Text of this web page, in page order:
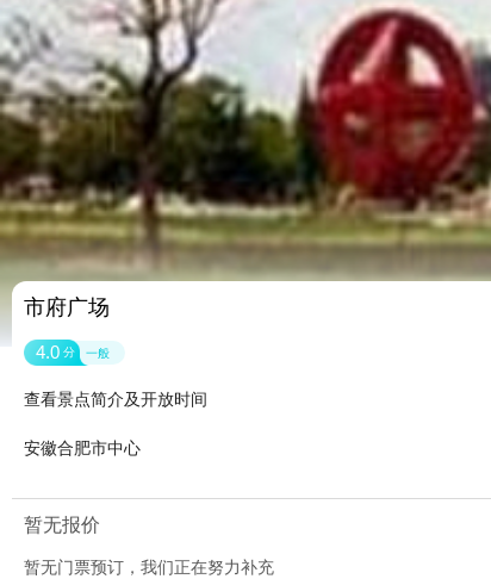
市府广场
4.0 分 一般
查看景点简介及开放时间
安徽合肥市中心
暂无报价
暂无门票预订，我们正在努力补充